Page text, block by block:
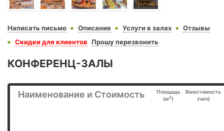
Написать письмо Описание Услуги в залах
Отзывы
Скидки для клиентов
Прошу перезвонить
КОНФЕРЕНЦ-ЗАЛЫ
Наименование и Стоимость
Площадь
(м2)
Вместимость
(чел)